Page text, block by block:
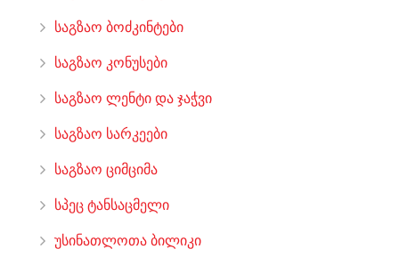
საგზაო ბოძკინტები
საგზაო კონუსები
საგზაო ლენტი და ჯაჭვი
საგზაო სარკეები
საგზაო ციმციმა
სპეც ტანსაცმელი
უსინათლოთა ბილიკი